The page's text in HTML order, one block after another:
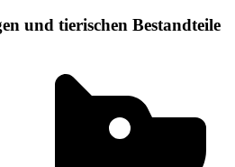
und tierischen Bestandteile